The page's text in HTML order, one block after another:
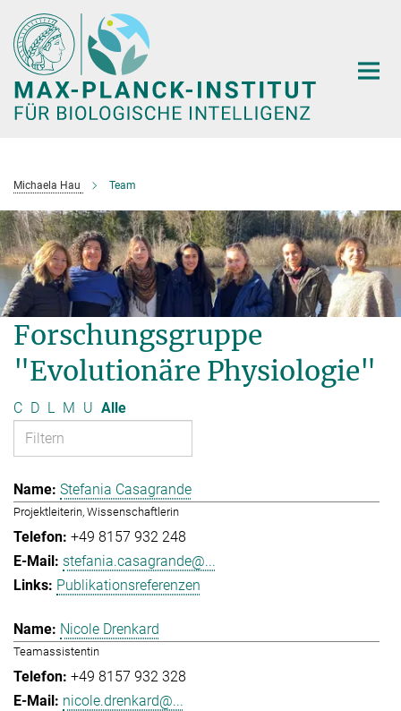
Hauptinhalt
Michaela Hau Team
Forschungsgruppe
"Evolutionäre Physiologie"
C D L M U Alle
Stefania Casagrande
Projektleiterin, Wissenschaftlerin
+49 8157 932 248
stefania.casagrande@...
Publikationsreferenzen
Nicole Drenkard
Teamassistentin
+49 8157 932 328
nicole.drenkard@...